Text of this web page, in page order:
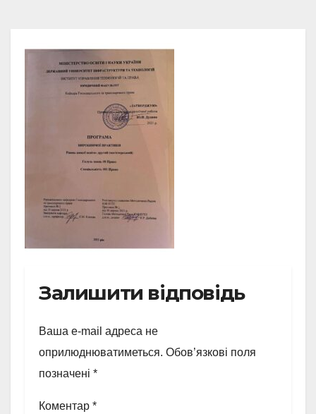
Залишити відповідь
Ваша e-mail адреса не
оприлюднюватиметься. Обов’язкові поля
позначені *
Коментар *